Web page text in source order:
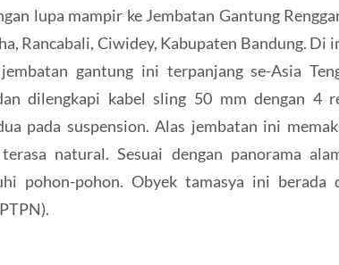
lupa mampir ke Jembatan Gantung
Rancabali, Ciwidey, Kabupaten Bandung. Di
gantung ini terpanjang se-Asia
dilengkapi kabel sling 50 mm dengan 4
pada suspension. Alas jembatan ini
natural. Sesuai dengan panorama
pohon-pohon. Obyek tamasya ini berada